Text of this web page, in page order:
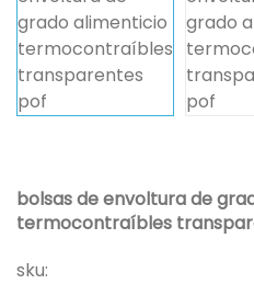
bolsas de envoltura de
termocontraíbles
sku: